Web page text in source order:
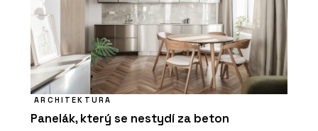
ARCHITEKTURA
Panelák, který se nestydí za beton